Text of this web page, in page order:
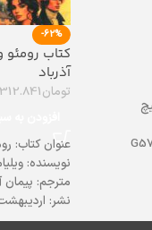
-62%
کتاب رومئو
آذرباد
تومان312.841
عنوان کتاب:
نویسنده:
مترجم: پیمان
نشر:
قطع رقعی